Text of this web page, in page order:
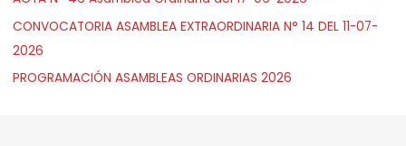
CONVOCATORIA ASAMBLEA EXTRAORDINARIA N° 14 DEL 11-07-
2026
PROGRAMACIÓN ASAMBLEAS ORDINARIAS 2026